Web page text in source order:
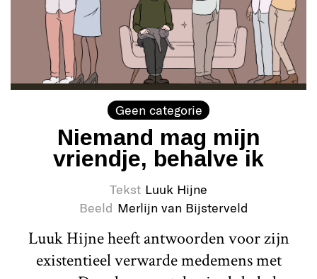
Geen categorie
Niemand mag mijn
vriendje, behalve ik
Tekst Luuk Hijne
Beeld Merlijn van Bijsterveld
Luuk Hijne heeft antwoorden voor zijn
existentieel verwarde medemens met